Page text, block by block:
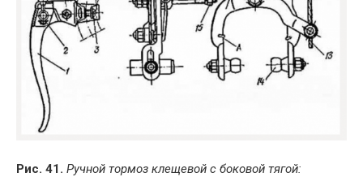
Рис. 41. Ручной тормоз клещевой с боковой тягой: